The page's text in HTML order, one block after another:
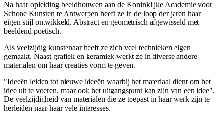
Na haar opleiding beeldhouwen aan de Koninklijke Academie voor
Schone Kunsten te Antwerpen heeft ze in de loop der jaren haar
eigen stijl ontwikkeld. Abstract en geometrisch afgewisseld met
beeldend poëtisch.
Als veelzijdig kunstenaar heeft ze zich veel technieken eigen
gemaakt. Naast grafiek en keramiek werkt ze in diverse andere
materialen om haar creaties vorm te geven.
"Ideeën leiden tot nieuwe ideeën waarbij het materiaal dient om het
idee uit te voeren, maar ook het uitgangspunt kan zijn van een idee".
De veelzijdigheid van materialen die ze toepast in haar werk zijn te
herleiden naar haar vele interesses.